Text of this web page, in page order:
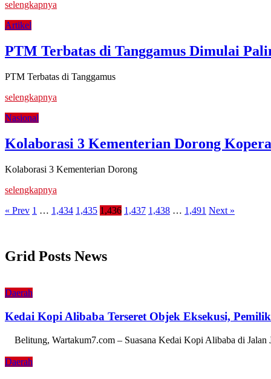
selengkapnya
Artikel
PTM Terbatas di Tanggamus Dimulai
PTM Terbatas di Tanggamus
selengkapnya
Nasional
Kolaborasi 3 Kementerian Dorong
Kolaborasi 3 Kementerian Dorong
selengkapnya
« Prev 1 … 1,434 1,435 1,436 1,437 1,438 … 1,491 Next »
Grid Posts News
Daerah
Kedai Kopi Alibaba Terseret Objek Eksekusi,
Belitung, Wartakum7.com – Suasana Kedai Kopi Alibaba di
Daerah